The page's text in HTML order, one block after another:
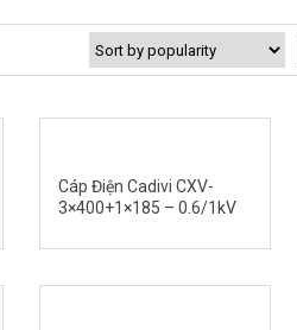
Cáp Điện Cadivi CXV-
3×400+1×185 – 0.6/1kV